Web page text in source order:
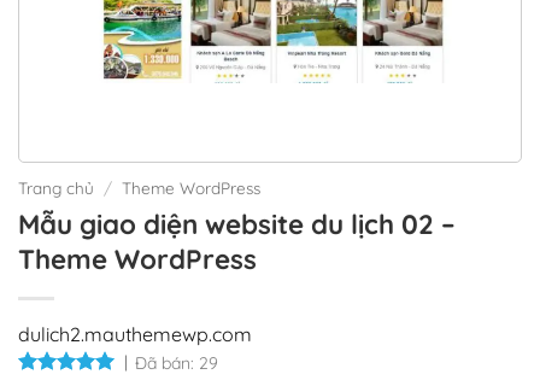
Trang chủ / Theme WordPress
Mẫu giao diện website du lịch 02 –
Theme WordPress
dulich2.mauthemewp.com
Đã bán: 29